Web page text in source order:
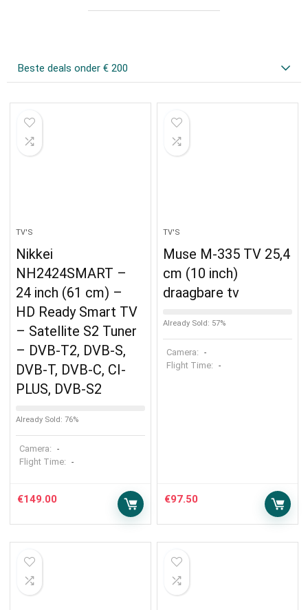
Beste deals onder € 200
TV'S
Nikkei
NH2424SMART –
24 inch (61 cm) –
HD Ready Smart TV
– Satellite S2 Tuner
– DVB-T2, DVB-S,
DVB-T, DVB-C, CI-
PLUS, DVB-S2
Already Sold: 76%
Camera: -
Flight Time: -
€149.00
TV'S
Muse M-335 TV 25,4
cm (10 inch)
draagbare tv
Already Sold: 57%
Camera: -
Flight Time: -
€97.50